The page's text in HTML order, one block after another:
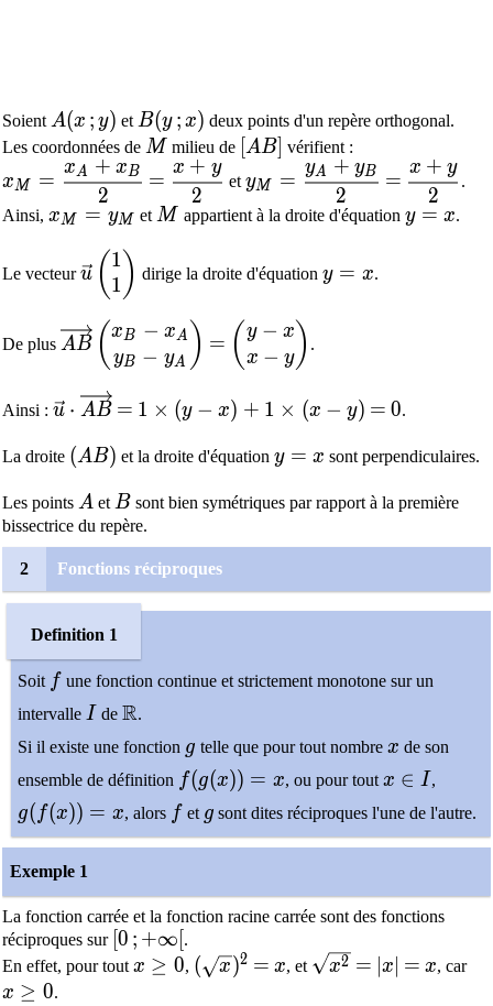
Soient A(x\,;y)
A(x ; y) et B(y\,;x)
B(y ; x) deux points d'un repère orthogonal.
Les coordonnées de M
M milieu de [AB]
[AB vérifient :
x_M=\dfrac{x_A+x_B}{2}
xM =
2
xA + xB =
= \dfrac{x+y}{2}
2
x + y
etyM =
2
yA + yB =
=
2
x + y
.
Ainsi, x_M=y_M
x M = yM et M
M appartient à la droite d'équation y=x
y = x.
Le vecteur
\vec{u}\begin{pmatrix}1 \\ 1
u ( 1
1 ) dirige la droite d'équationy = x.
De plus
\overrightarrow{AB}\begin{pmatrix}x_B-
AB (xB − xA
yB − yA ) =
\begin{pmatrix}y-x \\ x-y
( y − x
x − y ) .
Ainsi : \vec{u}\cdot\overrightarrow{AB}
u ⋅ AB =
= 1\times(y-x)+1\times(x-y)
1 × (y − x) + 1 × (x − y) =
= 0
0.
La droite (AB)
(AB) et la droite d'équation y=x
y = x sont perpendiculaires.
Les points A
A et B
Bsont bien symétriques par rapport à la première
bissectrice du repère.
2 Fonctions réciproques
Definition 1
Soit ff une fonction continue et strictement monotone sur un
intervalle I
I de \mathbb{R}
R.
Si il existe une fonction g
g telle que pour tout nombre x
x de son
ensemble de définition f(g(x))=x
f(g(x)) = x, ou pour tout x\in I
x ∈ I ,
g(f(x))=x
g( f(x)) = x, alors ff et g
g sont dites réciproques l'une de l'autre.
Exemple 1
La fonction carrée et la fonction racine carrée sont des fonctions
réciproques sur [0\,;+\infty[
0 ; +∞ .
En effet, pour tout x\geq0
x ≥ 0, (\sqrt{x})^2
( x)2 =
= x
x, et \sqrt{x^2}
x2 =
= |x|
x =
= x
x, car
x\geq0
x ≥ 0.